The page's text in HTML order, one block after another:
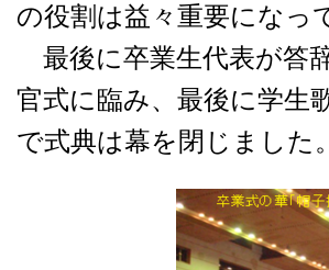
の役割は益々重要になっ
最後に卒業生代表が答
官式に臨み、最後に学生
で式典は幕を閉じました。